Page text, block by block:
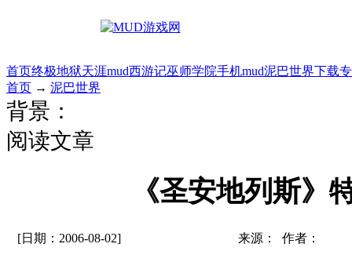
首页终极地狱天涯mud西游记巫师学院手机mud泥巴世界下载
首页 → 泥巴世界
背景：
阅读文章
《圣安地列斯》
[日期：2006-08-02] 来源： 作者：